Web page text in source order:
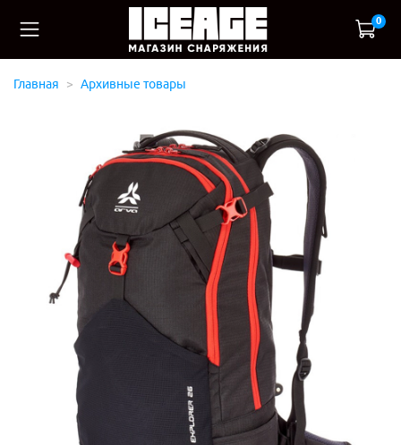
0
Главная Архивные товары